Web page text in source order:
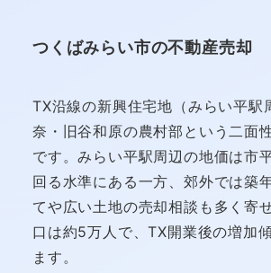
つくばみらい市の不動産売却
TX沿線の新興住宅地（みらい平駅
奈・旧谷和原の農村部という二面
です。みらい平駅周辺の地価は市
回る水準にある一方、郊外では築
てや広い土地の売却相談も多く寄
口は約5万人で、TX開業後の増加
ます。